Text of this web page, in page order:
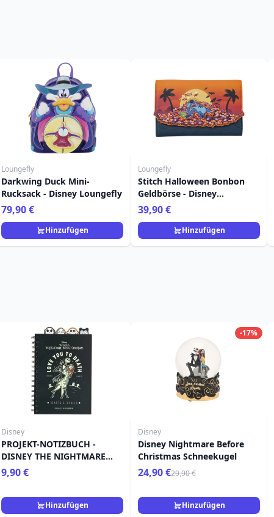
Loungefly
Darkwing Duck Mini-
Rucksack - Disney Loungefly
79,90 €
Hinzufügen
Loungefly
Stitch Halloween Bonbon
Geldbörse - Disney
Loungefly
39,90 €
Hinzufügen
Disney
PROJEKT-NOTIZBUCH -
DISNEY THE NIGHTMARE
BEFORE CHRITSMAS
9,90 €
Hinzufügen
-17%
Disney
Disney Nightmare Before
Christmas Schneekugel
24,90 €29,90 €
Hinzufügen